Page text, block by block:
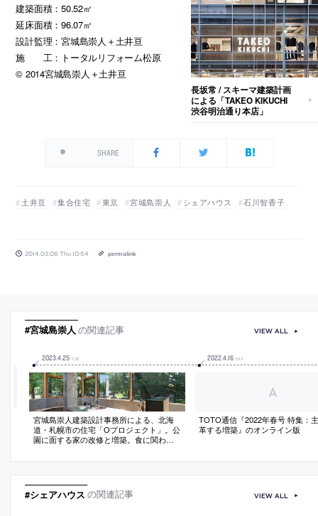
建築面積：50.52㎡
延床面積：96.07㎡
設計監理：宮城島崇人＋土井亘
施 工：トータルリフォーム松原
© 2014宮城島崇人＋土井亘
長坂常 / スキーマ建築計画
による「TAKEO KIKUCHI
渋谷明治通り本店」
SHARE
土井亘 集合住宅 東京 宮城島崇人 シェアハウス 石川智香子
2014.03.06 Thu 10:54 permalink
#宮城島崇人 の関連記事
2023.4.25 TUE
宮城島崇人建築設計事務所による、北海
道・札幌市の住宅「Oプロジェクト」。公
園に面する家の改修と増築。食に関わる
し、２本の柱でスラブを支え全方向に開
新たな関係を作ると共に既存の内部環境
も一変させる
2022.4.16 SAT
TOTO通信『2022年春号 特集：
革する増築』のオンライン版
VIEW ALL
#シェアハウス の関連記事 VIEW ALL